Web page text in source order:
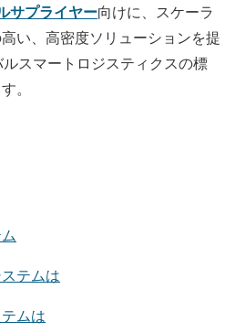
サプライヤー向けに、スケーラ
い、高密度ソリューションを提
スマートロジスティクスの標
。
テムは
ムは